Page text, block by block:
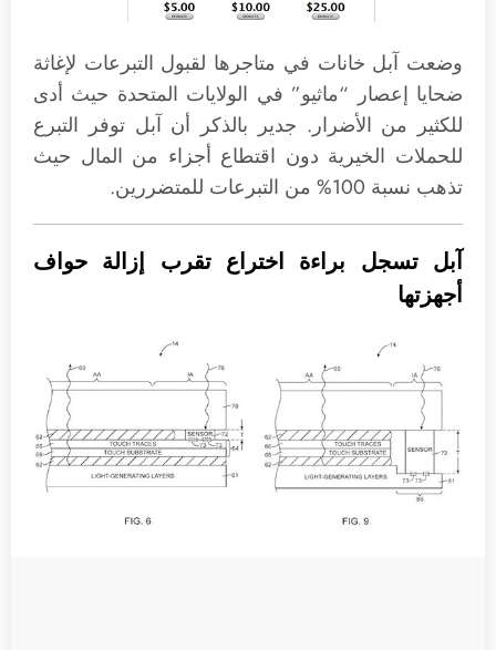
وضعت آبل خانات في متاجرها لقبول التبرعات لإغاثة
ضحايا إعصار “ماثيو” في الولايات المتحدة حيث أدى
للكثير من الأضرار. جدير بالذكر أن آبل توفر التبرع
للحملات الخيرية دون اقتطاع أجزاء من المال حيث
تذهب نسبة 100% من التبرعات للمتضررين.
آبل تسجل براءة اختراع تقرب إزالة حواف
أجهزتها